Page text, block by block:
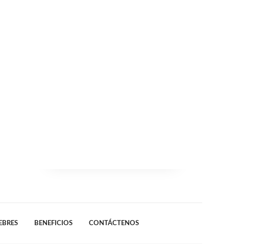
BENEFICIOS CONTÁCTENOS